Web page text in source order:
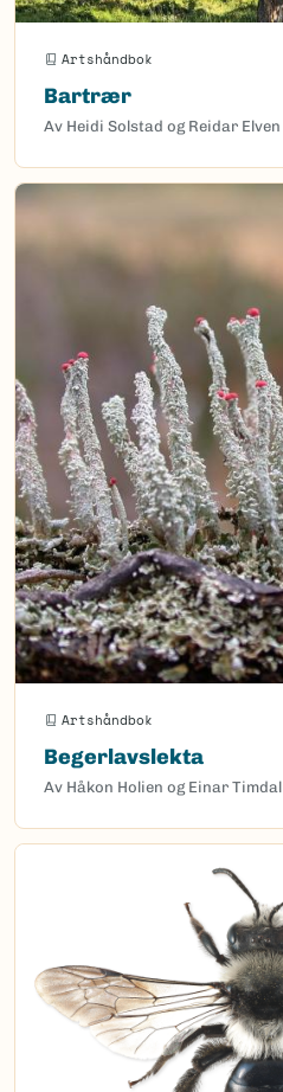
Artshåndbok
Bartrær
Av Heidi Solstad og Reidar Elven
Artshåndbok
Begerlavslekta
Av Håkon Holien og Einar Timdal